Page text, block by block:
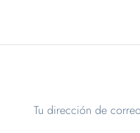
Tu dirección de